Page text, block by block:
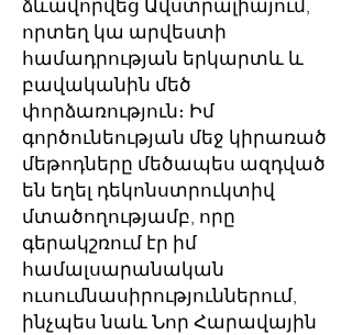
ձևավորվեց Ավստրալիայում,
որտեղ կա արվեստի
համադրության երկարտև և
բավականին մեծ
փորձառություն։ Իմ
գործունեության մեջ կիրառած
մեթոդները մեծապես ազդված
են եղել դեկոնստրուկտիվ
մտածողությամբ, որը
գերակշռում էր իմ
համալսարանական
ուսումնասիրություններում,
ինչպես նաև Նոր Հարավային